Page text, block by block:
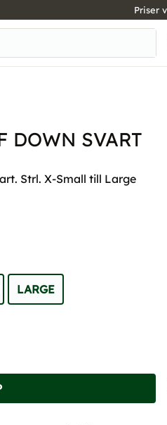
Priser
DOWN SVART
Strl. X-Small till Large
LARGE